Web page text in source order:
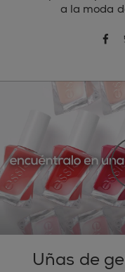
a la moda
Uñas de